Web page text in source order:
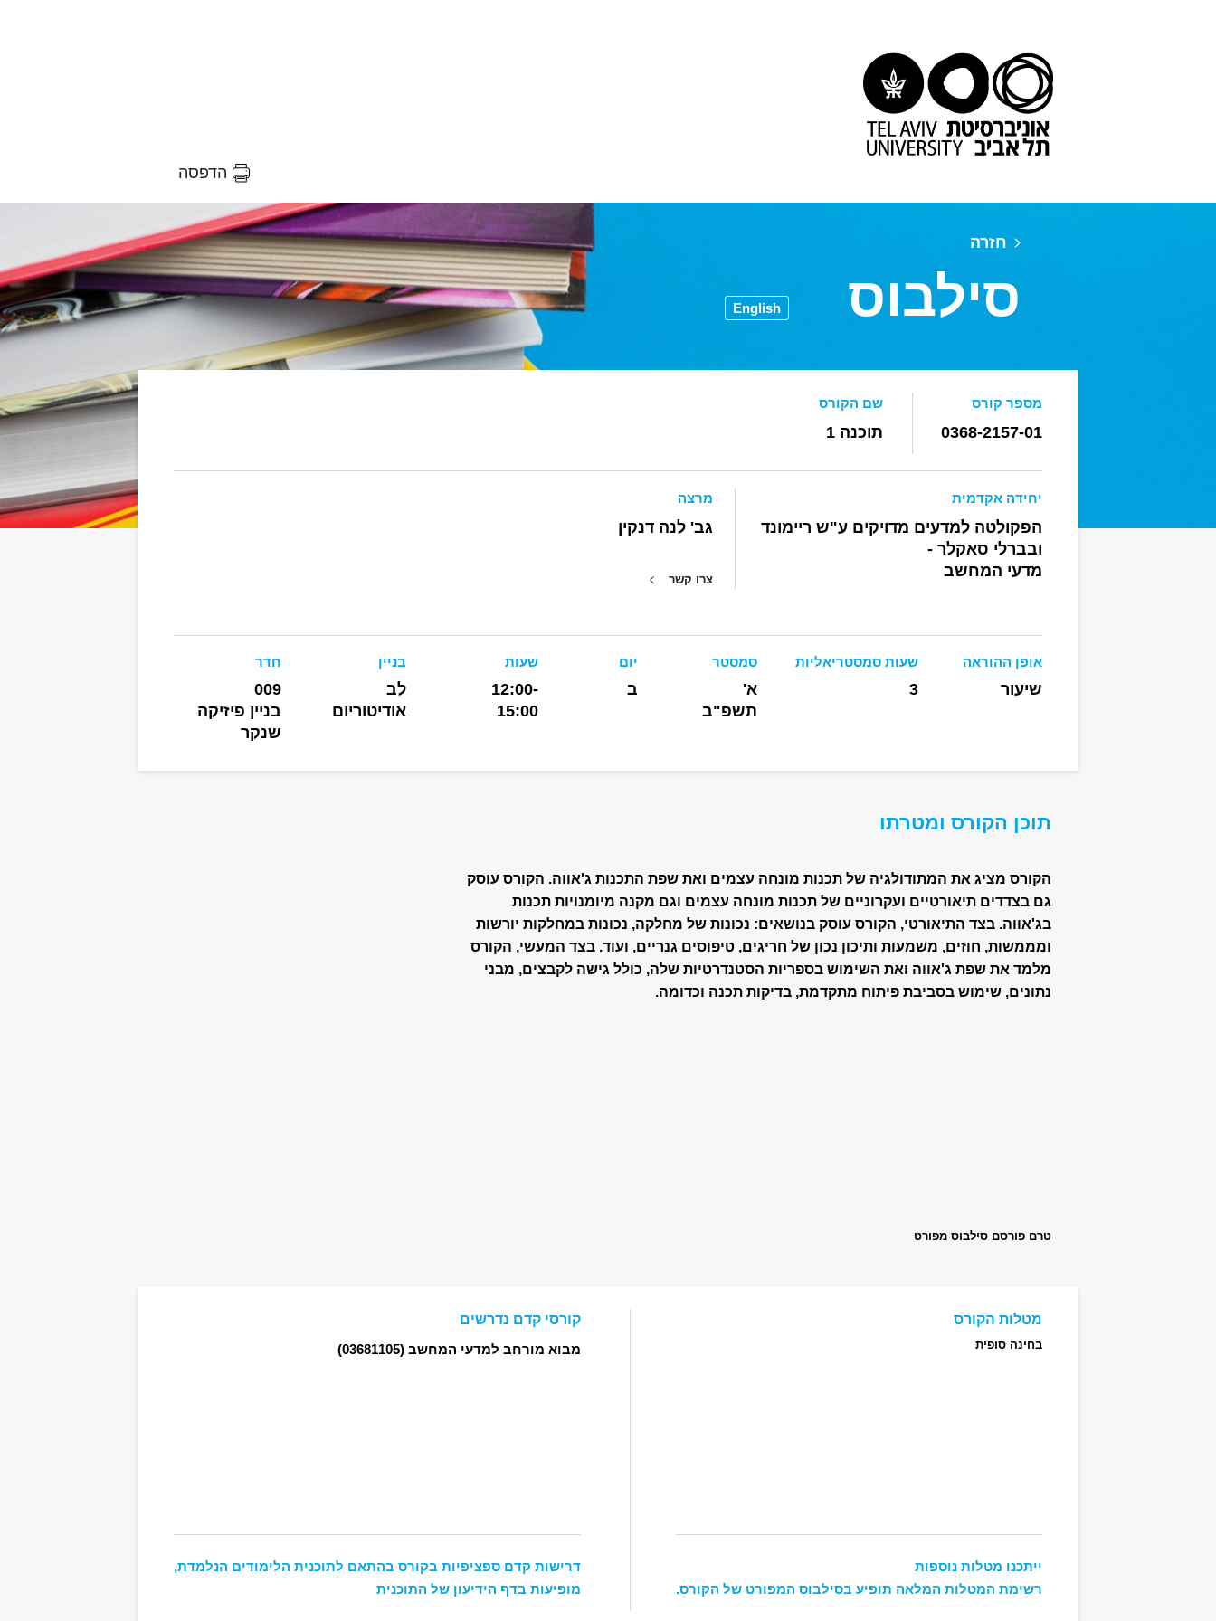
הדפסה
חזרה
סילבוס English
מספר קורס
0368-2157-01
שם הקורס
תוכנה 1
יחידה אקדמית
הפקולטה למדעים מדויקים ע"ש ריימונד
ובברלי סאקלר -
מדעי המחשב
מרצה
גב' לנה דנקין
צרו קשר
אופן ההוראה
שיעור
שעות סמסטריאליות
3
סמסטר
א'
תשפ"ב
יום
ב
שעות
12:00-
15:00
בניין
לב
אודיטוריום
חדר
009
בניין פיזיקה
שנקר
תוכן הקורס ומטרתו
הקורס מציג את המתודולגיה של תכנות מונחה עצמים ואת שפת התכנות ג'אווה. הקורס עוסק
גם בצדדים תיאורטיים ועקרוניים של תכנות מונחה עצמים וגם מקנה מיומנויות תכנות
בג'אווה. בצד התיאורטי, הקורס עוסק בנושאים: נכונות של מחלקה, נכונות במחלקות יורשות
ומממשות, חוזים, משמעות ותיכון נכון של חריגים, טיפוסים גנריים, ועוד. בצד המעשי, הקורס
מלמד את שפת ג'אווה ואת השימוש בספריות הסטנדרטיות שלה, כולל גישה לקבצים, מבני
נתונים, שימוש בסביבת פיתוח מתקדמת, בדיקות תכנה וכדומה.
טרם פורסם סילבוס מפורט
מטלות הקורס
בחינה סופית
ייתכנו מטלות נוספות
רשימת המטלות המלאה תופיע בסילבוס המפורט של הקורס.
קורסי קדם נדרשים
מבוא מורחב למדעי המחשב (03681105)
דרישות קדם ספציפיות בקורס בהתאם לתוכנית הלימודים הנלמדת,
מופיעות בדף הידיעון של התוכנית